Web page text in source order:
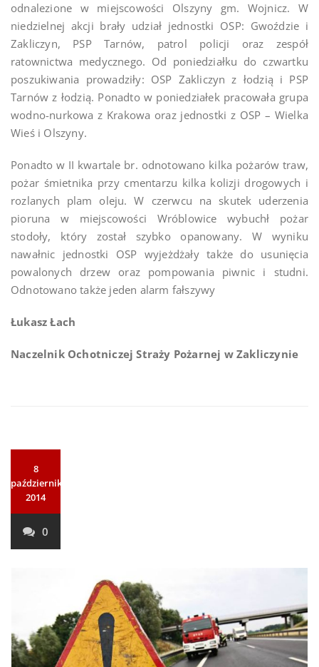
odnalezione w miejscowości Olszyny gm. Wojnicz. W
niedzielnej akcji brały udział jednostki OSP: Gwoździe i
Zakliczyn, PSP Tarnów, patrol policji oraz zespół
ratownictwa medycznego. Od poniedziałku do czwartku
poszukiwania prowadziły: OSP Zakliczyn z łodzią i PSP
Tarnów z łodzią. Ponadto w poniedziałek pracowała grupa
wodno-nurkowa z Krakowa oraz jednostki z OSP – Wielka
Wieś i Olszyny.
Ponadto w II kwartale br. odnotowano kilka pożarów traw,
pożar śmietnika przy cmentarzu kilka kolizji drogowych i
rozlanych plam oleju. W czerwcu na skutek uderzenia
pioruna w miejscowości Wróblowice wybuchł pożar
stodoły, który został szybko opanowany. W wyniku
nawałnic jednostki OSP wyjeżdżały także do usunięcia
powalonych drzew oraz pompowania piwnic i studni.
Odnotowano także jeden alarm fałszywy
Łukasz Łach
Naczelnik Ochotniczej Straży Pożarnej w Zakliczynie
8
października
2014
0